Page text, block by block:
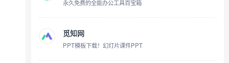
永久免费的全能办公工具百宝箱
觅知网
PPT模板下载！幻灯片课件PPT